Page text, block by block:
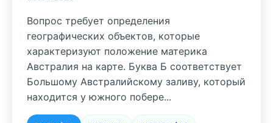
Вопрос требует определения
географических объектов, которые
характеризуют положение материка
Австралия на карте. Буква Б соответствует
Большому Австралийскому заливу, который
находится у южного побере...